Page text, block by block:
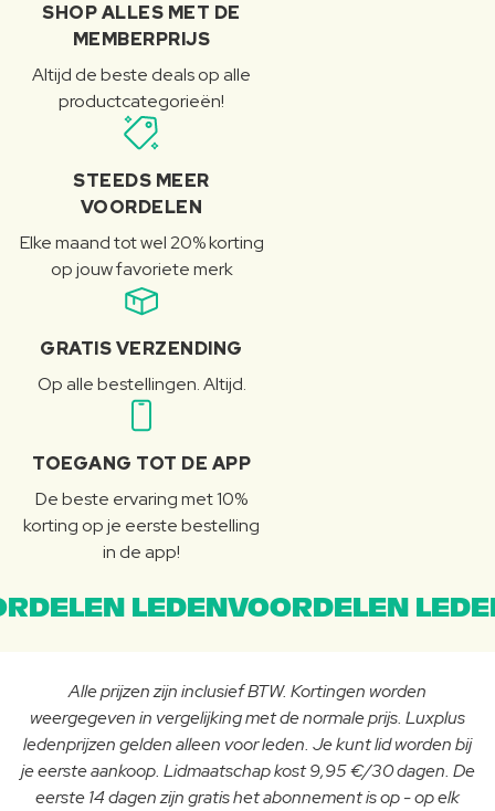
SHOP ALLES MET DE
MEMBERPRIJS
Altijd de beste deals op alle
productcategorieën!
STEEDS MEER
VOORDELEN
Elke maand tot wel 20% korting
op jouw favoriete merk
GRATIS VERZENDING
Op alle bestellingen. Altijd.
TOEGANG TOT DE APP
De beste ervaring met 10%
korting op je eerste bestelling
in de app!
LEDENVOORDELEN
Alle prijzen zijn inclusief BTW. Kortingen worden
weergegeven in vergelijking met de normale prijs. Luxplus
ledenprijzen gelden alleen voor leden. Je kunt lid worden bij
je eerste aankoop. Lidmaatschap kost 9,95 €/30 dagen. De
eerste 14 dagen zijn gratis het abonnement is op - op elk